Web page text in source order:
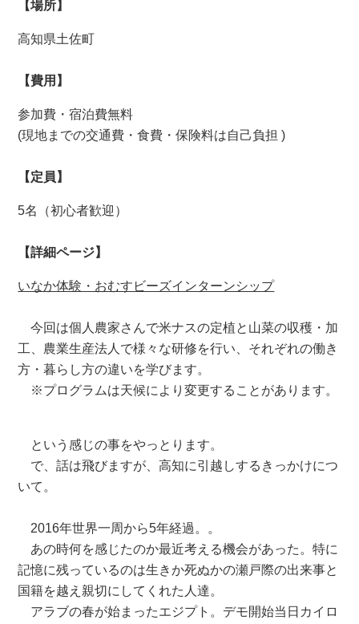
【場所】
高知県土佐町
【費用】
参加費・宿泊費無料
(現地までの交通費・食費・保険料は自己負担 )
【定員】
5名（初心者歓迎）
【詳細ページ】
いなか体験・おむすビーズインターンシップ
今回は個人農家さんで米ナスの定植と山菜の収穫・加
工、農業生産法人で様々な研修を行い、それぞれの働き
方・暮らし方の違いを学びます。
※プログラムは天候により変更することがあります。
という感じの事をやっとります。
で、話は飛びますが、高知に引越しするきっかけにつ
いて。
2016年世界一周から5年経過。。
あの時何を感じたのか最近考える機会があった。特に
記憶に残っているのは生きか死ぬかの瀬戸際の出来事と
国籍を越え親切にしてくれた人達。
アラブの春が始まったエジプト。デモ開始当日カイロ